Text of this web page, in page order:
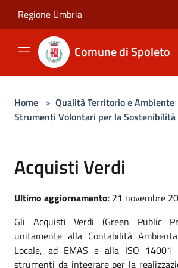
Regione Umbria
Comune di Spoleto
Home > Qualità Territorio e Ambiente
Strumenti Volontari per la Sostenibilità
Acquisti Verdi
Ultimo aggiornamento: 21 novembre
Gli Acquisti Verdi (Green Public
unitamente alla Contabilità
Locale, ad EMAS e alla ISO 14001
strumenti da integrare per la